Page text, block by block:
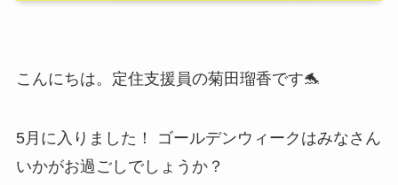
こんにちは。定住支援員の菊田瑠香です🐬
5月に入りました！ ゴールデンウィークはみなさん
いかがお過ごしでしょうか？